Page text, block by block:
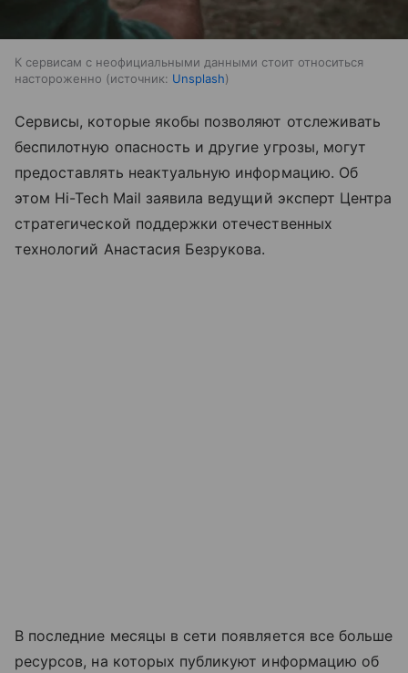
К сервисам с неофициальными данными стоит относиться
настороженно
источник: Unsplash
Сервисы, которые якобы позволяют отслеживать
беспилотную опасность и другие угрозы, могут
предоставлять неактуальную информацию. Об
этом Hi-Tech Mail заявила ведущий эксперт Центра
стратегической поддержки отечественных
технологий Анастасия Безрукова.
В последние месяцы в сети появляется все больше
ресурсов, на которых публикуют информацию об